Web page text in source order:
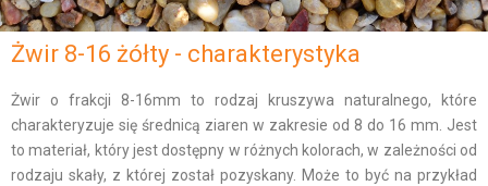
Żwir 8-16 żółty​ - charakterystyka
Żwir o frakcji 8-16mm to rodzaj kruszywa naturalnego, które
charakteryzuje się średnicą ziaren w zakresie od 8 do 16 mm. Jest
to materiał, który jest dostępny w różnych kolorach, w zależności od
rodzaju skały, z której został pozyskany. Może to być na przykład